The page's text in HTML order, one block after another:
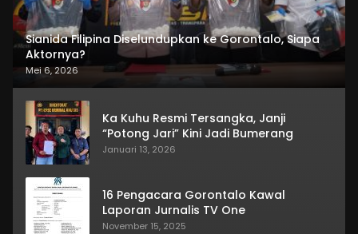
Sianida Filipina Diselundupkan ke Gorontalo, Siapa
Aktornya?
Mei 6, 2026
Ka Kuhu Resmi Tersangka, Janji
“Potong Jari” Kini Jadi Bumerang
Januari 13, 2026
16 Pengacara Gorontalo Kawal
Laporan Jurnalis TV One
November 15, 2025